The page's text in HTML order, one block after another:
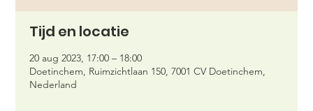
Tijd en locatie
20 aug 2023, 17:00 – 18:00
Doetinchem, Ruimzichtlaan 150, 7001 CV Doetinchem,
Nederland